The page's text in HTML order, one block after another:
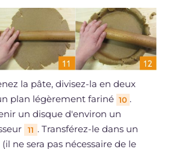
la pâte, divisez-la en deux
plan légèrement fariné 10 .
un disque d'environ un
11 . Transférez-le dans un
ne sera pas nécessaire de le